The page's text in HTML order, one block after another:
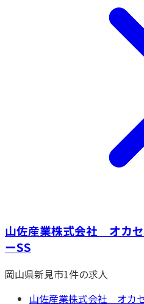
山佐産業株式会社 オカ
ーSS
岡山県新見市1件の求人
山佐産業株式会社 オカ